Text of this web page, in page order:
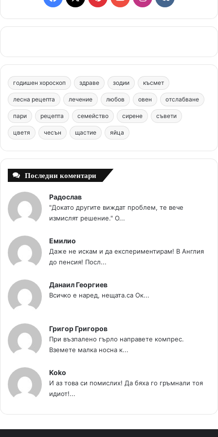
a
e
b
o
o
k
i
t
e
r
e
s
t
o
T
u
b
e
n
t
a
g
r
m
k
c
m
годишен хороскоп здраве зодии късмет
лесна рецепта лечение любов овен отслабване
пари рецепта семейство сирене съвети
цветя чесън щастие яйца
Последни коментари
Радослав
"Докато другите виждат проблем, те вече
измислят решение." О...
Емилио
Даже не искам и да експериментирам! В Англия
до пенсия! Посл...
Данаил Георгиев
Всичко е наред, нещата.са Ок...
Григор Григоров
При възпалено гърло направете компрес.
Вземете малка носна к...
Koko
И аз това си помислих! Да бяха го гръмнали тоя
идиот!...